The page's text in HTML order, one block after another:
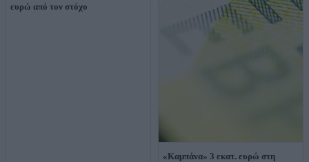
ευρώ από τον στόχο
«Καμπάνα» 3 εκατ. ευρώ στη